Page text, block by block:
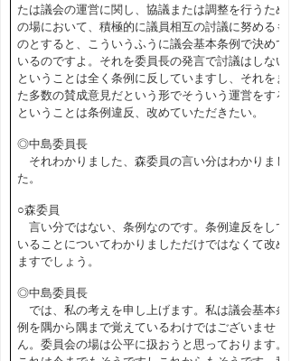
たは議会の運営に関し、協議または調整を行うため
の場において、積極的に議員相互の討議に努めるも
のとすると、こういうふうに議会基本条例で決めて
いるのですよ。それを委員長の発言で討議はしない
ということは全く条例に反していますし、それをま
た多数の賛成意見だという形でそういう運営をする
ということは条例違反、改めていただきたい。
◎中島委員長
それわかりました、森委員の言い分はわかりまし
た。
○森委員
言い分ではない、条例なのです。条例違反をして
いることについてわかりましただけではなくて改め
ますでしょう。
◎中島委員長
では、私の考えを申し上げます。私は議会基本条
例を隅から隅まで覚えているわけではございませ
ん。委員会の場は公平に扱おうと思っております。